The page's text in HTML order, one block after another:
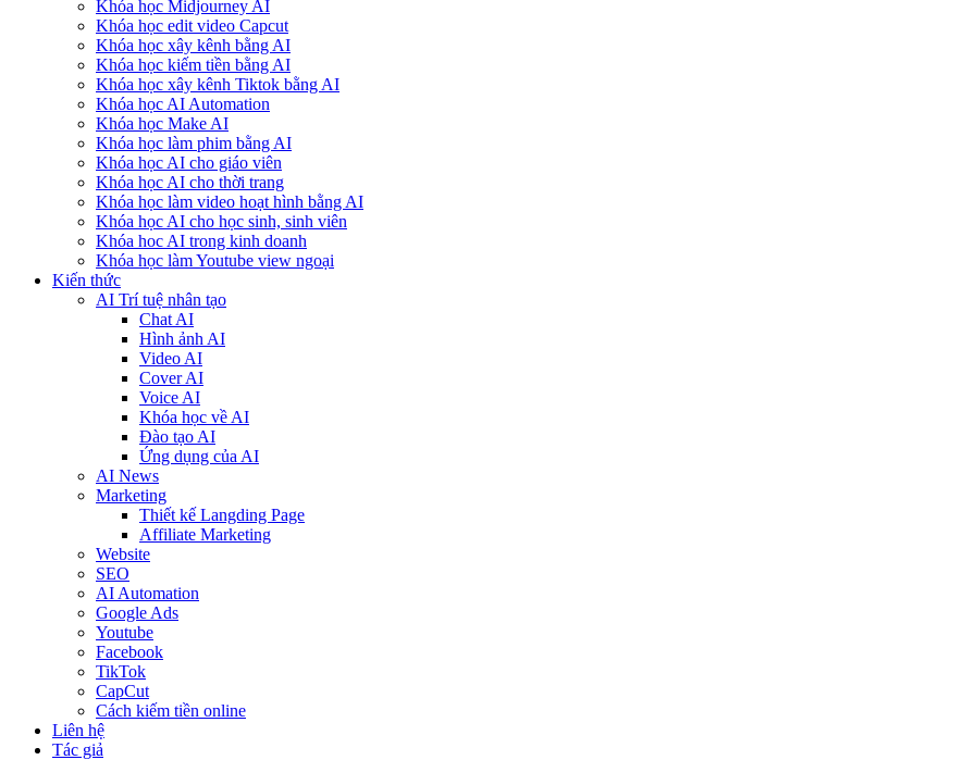
Khóa học Midjourney AI
Khóa học edit video Capcut
Khóa học xây kênh bằng AI
Khóa học kiếm tiền bằng AI
Khóa học xây kênh Tiktok bằng AI
Khóa học AI Automation
Khóa học Make AI
Khóa học làm phim bằng AI
Khóa học AI cho giáo viên
Khóa học AI cho thời trang
Khóa học làm video hoạt hình bằng AI
Khóa học AI cho học sinh, sinh viên
Khóa hoc AI trong kinh doanh
Khóa học làm Youtube view ngoại
Kiến thức
AI Trí tuệ nhân tạo
Chat AI
Hình ảnh AI
Video AI
Cover AI
Voice AI
Khóa học về AI
Đào tạo AI
Ứng dụng của AI
AI News
Marketing
Thiết kế Langding Page
Affiliate Marketing
Website
SEO
AI Automation
Google Ads
Youtube
Facebook
TikTok
CapCut
Cách kiếm tiền online
Liên hệ
Tác giả